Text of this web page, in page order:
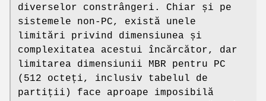
diverselor constrângeri. Chiar și pe
sistemele non-PC, există unele
limitări privind dimensiunea și
complexitatea acestui încărcător, dar
limitarea dimensiunii MBR pentru PC
(512 octeți, inclusiv tabelul de
partiții) face aproape imposibilă